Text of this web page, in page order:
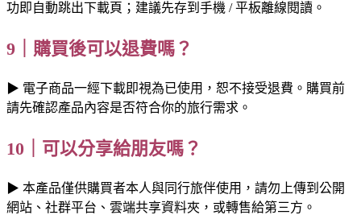
功即自動跳出下載頁；建議先存到手機 / 平板離線閱讀。
9｜購買後可以退費嗎？
▶ 電子商品一經下載即視為已使用，恕不接受退費。購買前
請先確認產品內容是否符合你的旅行需求。
10｜可以分享給朋友嗎？
▶ 本產品僅供購買者本人與同行旅伴使用，請勿上傳到公開
網站、社群平台、雲端共享資料夾，或轉售給第三方。